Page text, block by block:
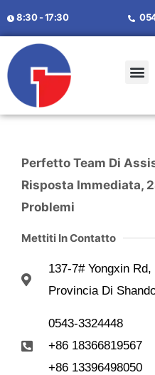
8:30 - 17:30
Perfetto Team Di
Risposta Immediata,
Problemi
Mettiti In Contatto
137-7# Yongxin
Provincia Di
0543-3324448
+86 18366819567
+86 13396498050